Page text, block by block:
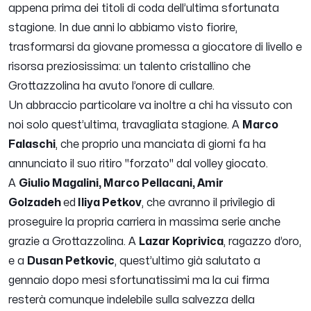
appena prima dei titoli di coda dell’ultima sfortunata
stagione. In due anni lo abbiamo visto fiorire,
trasformarsi da giovane promessa a giocatore di livello e
risorsa preziosissima: un talento cristallino che
Grottazzolina ha avuto l’onore di cullare.
Un abbraccio particolare va inoltre a chi ha vissuto con
noi solo quest’ultima, travagliata stagione. A Marco
Falaschi, che proprio una manciata di giorni fa ha
annunciato il suo ritiro "forzato" dal volley giocato.
A Giulio Magalini, Marco Pellacani, Amir
Golzadehed Iliya Petkov, che avranno il privilegio di
proseguire la propria carriera in massima serie anche
grazie a Grottazzolina. A Lazar Koprivica, ragazzo d’oro,
e a Dusan Petkovic, quest’ultimo già salutato a
gennaio dopo mesi sfortunatissimi ma la cui firma
resterà comunque indelebile sulla salvezza della